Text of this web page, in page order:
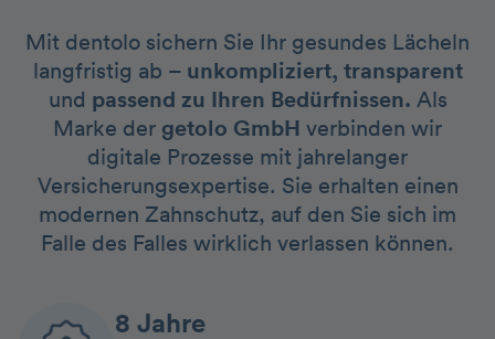
Mit dentolo sichern Sie Ihr gesundes Lächeln
langfristig ab – unkompliziert, transparent
und passend zu Ihren Bedürfnissen. Als
Marke der getolo GmbH verbinden wir
digitale Prozesse mit jahrelanger
Versicherungsexpertise. Sie erhalten einen
modernen Zahnschutz, auf den Sie sich im
Falle des Falles wirklich verlassen können.
8 Jahre